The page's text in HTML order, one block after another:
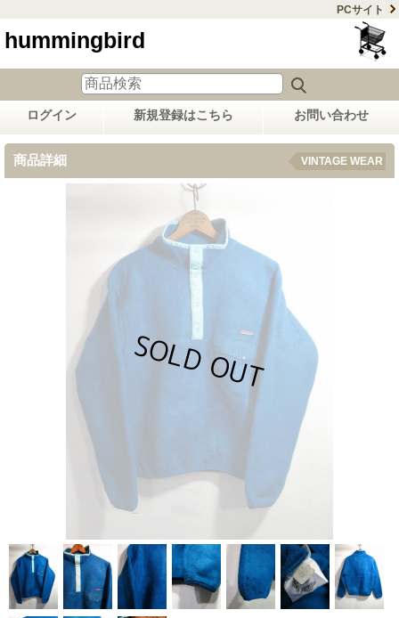
PCサイト
hummingbird
ログイン 新規登録はこちら お問い合わせ
商品詳細 VINTAGE WEAR